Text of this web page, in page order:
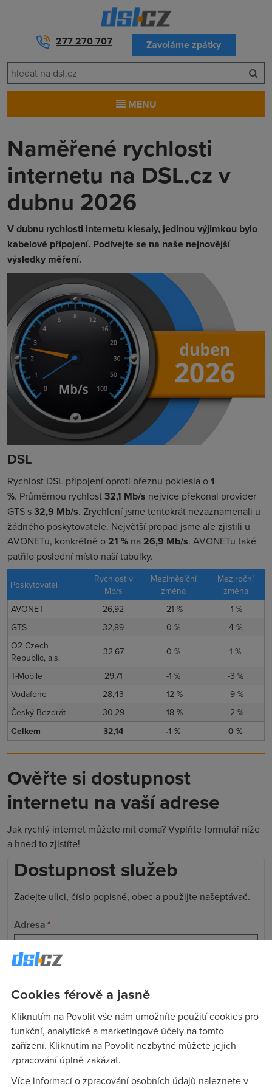
277 270 707 Zavoláme zpátky
MENU
Naměřené rychlosti
internetu na DSL.cz v
dubnu 2026
V dubnu rychlosti internetu klesaly, jedinou výjimkou bylo
kabelové připojení. Podívejte se na naše nejnovější
výsledky měření.
DSL
Rychlost DSL připojení oproti březnu poklesla o1
%. Průměrnou rychlost32,1 Mb/s nejvíce překonal provider
GTS s32,9 Mb/s. Zrychlení jsme tentokrát nezaznamenali u
žádného poskytovatele. Největší propad jsme ale zjistili u
AVONETu, konkrétně o21 % na26,9 Mb/s. AVONETu také
patřilo poslední místo naší tabulky.
Poskytovatel
Rychlost v
Mb/s
Meziměsíční
změna
Meziroční
změna
AVONET
26,92 -21 %
-1 %
GTS
32,89 0 %
4 %
O2 Czech
Republic, a.s.
32,67 0 %
1 %
T-Mobile
29,71 -1 %
-3 %
Vodafone
28,43 -12 %
-9 %
Český Bezdrát
30,29 -18 %
-2 %
Celkem
32,14 -1 % 0 %
Ověřte si dostupnost
internetu na vaší adrese
Jak rychlý internet můžete mít doma? Vyplňte formulář níže
a hned to zjistíte!
Dostupnost služeb
Zadejte ulici, číslo popisné, obec a použijte našeptávač.
Adresa*
Vaše osobní údaje zpracováváme v souladu sGDPR
Ověřit dostupnost
Cookies férově a jasně
Kliknutím na Povolit vše nám umožníte použití cookies pro
funkční, analytické a marketingové účely na tomto
zařízení. Kliknutím na Povolit nezbytné můžete jejich
zpracování úplně zakázat.
Více informací o zpracování osobních údajů naleznete v